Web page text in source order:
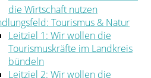
die Wirtschaft nutzen
Tourismus & Natur
Leitziel 1: Wir wollen die
Tourismuskräfte im Landkreis
bündeln
Leitziel 2: Wir wollen die